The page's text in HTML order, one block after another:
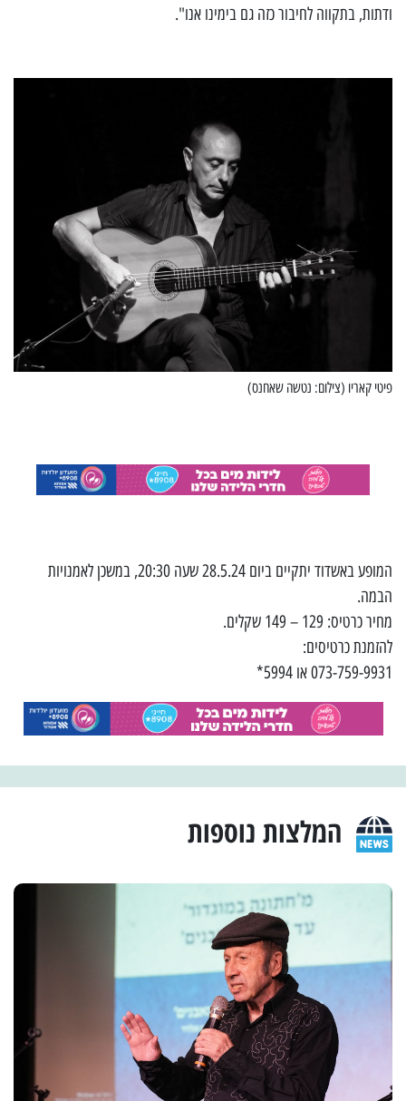
ודתות, בתקווה לחיבור כזה גם בימינו אנו".
פיטי קאריו (צילום: נטשה שאחנס)
המופע באשדוד יתקיים ביום 28.5.24 שעה 20:30, במשכן לאמנויות
הבמה.
מחיר כרטיס: 129 – 149 שקלים.
להזמנת כרטיסים:
073-759-9931 או 5994*
המלצות נוספות